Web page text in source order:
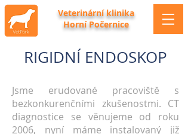
Veterinární klinika
Horní Počernice
RIGIDNÍ ENDOSKOP
Jsme erudované pracoviště s
bezkonkurenčními zkušenostmi. CT
diagnostice se věnujeme od roku
2006, nyní máme instalovaný již